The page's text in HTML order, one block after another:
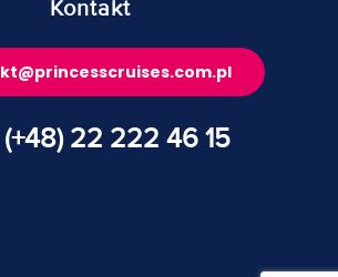
Kontakt
(+48) 22 222 46 15